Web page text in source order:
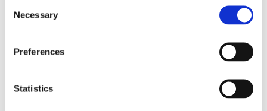
Selection
Necessary
Preferences
Statistics